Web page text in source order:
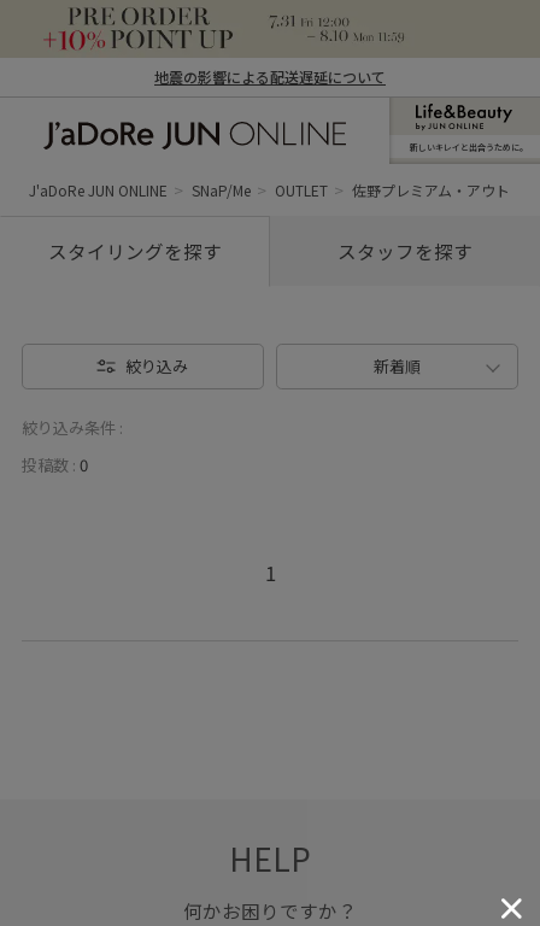
地震の影響による配送遅延について
ン オンライン）
新しいキレイと出合うために。
J'aDoRe JUN ONLINE SNaP/Me OUTLET 佐野プレミアム・アウトレ
スタイリングを探す スタッフを探す
絞り込み 新着順
絞り込み条件 :
投稿数 : 0
1
HELP
何かお困りですか？